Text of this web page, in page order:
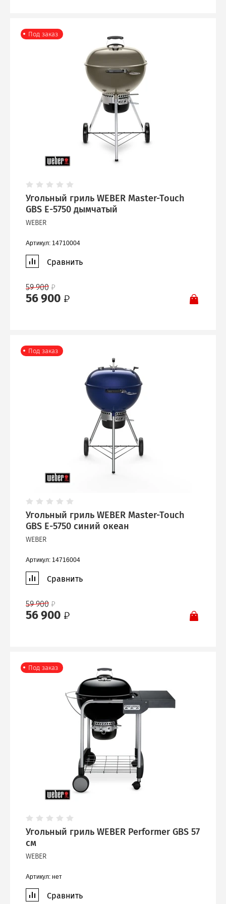
Под заказ
Угольный гриль WEBER Master-Touch
GBS E-5750 дымчатый
WEBER
Артикул: 14710004
Сравнить
59 900
56 900
Под заказ
Угольный гриль WEBER Master-Touch
GBS E-5750 синий океан
WEBER
Артикул: 14716004
Сравнить
59 900
56 900
Под заказ
Угольный гриль WEBER Performer GBS 57
см
WEBER
Артикул: нет
Сравнить